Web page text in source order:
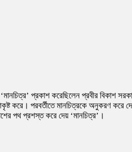
প্রকাশ করেছিলেন প্রবীর বিকাশ
করে। পরবর্তীতে মানচিত্রকে অনুকরণ করে
পথ প্রশস্ত করে দেয় ‘মানচিত্র’।